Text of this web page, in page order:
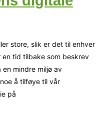
store, slik er det til enhver
tid tilbake som beskrev
mindre miljø av
å tilføye til vår
på